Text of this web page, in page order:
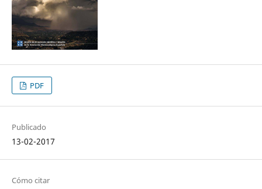
PDF
Publicado
13-02-2017
Cómo citar